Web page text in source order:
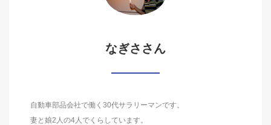
なぎささん
自動車部品会社で働く30代サラリーマンです。
妻と娘2人の4人でくらしています。